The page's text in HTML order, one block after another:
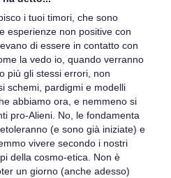
i tuoi timori, che sono
esperienze non positive con
di essere in contatto con
la vedo io, quando verranno
più gli stessi errori, non
schemi, pardigmi e modelli
abbiamo ora, e nemmeno si
pro-Alieni. No, le fondamenta
(e sono già iniziate) e
vivere secondo i nostri
della cosmo-etica. Non è
un giorno (anche adesso)